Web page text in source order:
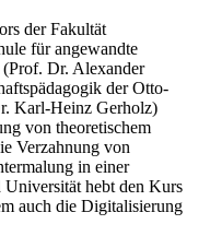
der Fakultät
für angewandte
Dr. Alexander
der Otto-
Karl-Heinz Gerholz)
von theoretischem
Verzahnung von
in einer
hebt den Kurs
auch die Digitalisierung